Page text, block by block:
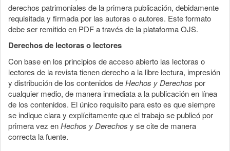
derechos patrimoniales de la primera publicación, debidamente
requisitada y firmada por las autoras o autores. Este formato
debe ser remitido en PDF a través de la plataforma OJS.
Derechos de lectoras o lectores
Con base en los principios de acceso abierto las lectoras o
lectores de la revista tienen derecho a la libre lectura, impresión
y distribución de los contenidos deHechos y Derechos por
cualquier medio, de manera inmediata a la publicación en línea
de los contenidos. El único requisito para esto es que siempre
se indique clara y explícitamente que el trabajo se publicó por
primera vez enHechos y Derechos y se cite de manera
correcta la fuente.